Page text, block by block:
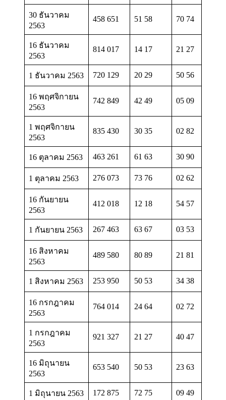
30 ธันวาคม
2563
458 651 51 58 70 74
16 ธันวาคม
2563
814 017 14 17 21 27
1 ธันวาคม 2563 720 129 20 29 50 56
16 พฤศจิกายน
2563
742 849 42 49 05 09
1 พฤศจิกายน
2563
835 430 30 35 02 82
16 ตุลาคม 2563 463 261 61 63 30 90
1 ตุลาคม 2563 276 073 73 76 02 62
16 กันยายน
2563
412 018 12 18 54 57
1 กันยายน 2563 267 463 63 67 03 53
16 สิงหาคม
2563
489 580 80 89 21 81
1 สิงหาคม 2563 253 950 50 53 34 38
16 กรกฎาคม
2563
764 014 24 64 02 72
1 กรกฎาคม
2563
921 327 21 27 40 47
16 มิถุนายน
2563
653 540 50 53 23 63
1 มิถุนายน 2563 172 875 72 75 09 49